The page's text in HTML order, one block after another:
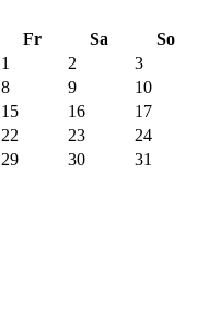
Fr Sa
So
1
2
3
8 9
10
15 16
17
22 23
24
29 30 31